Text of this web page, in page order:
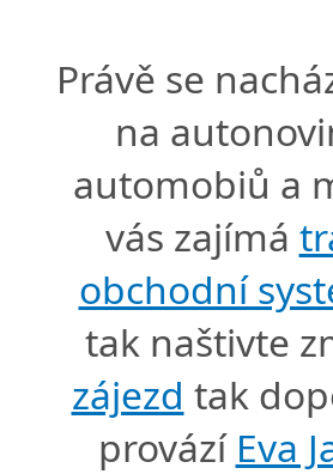
Právě se
na
automobiů a
vás zajímá
obchodní
tak naštivte
zájezd tak
provází Eva